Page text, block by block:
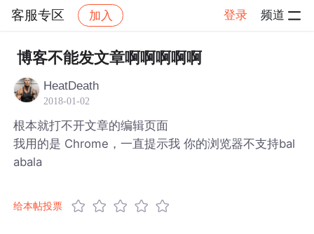
客服专区 加入 登录 频道
社区 客服专区 帖子详情
博客不能发文章啊啊啊啊啊
HeatDeath
2018-01-02
根本就打不开文章的编辑页面
我用的是 Chrome，一直提示我 你的浏览器不支持bal
abala
给本帖投票